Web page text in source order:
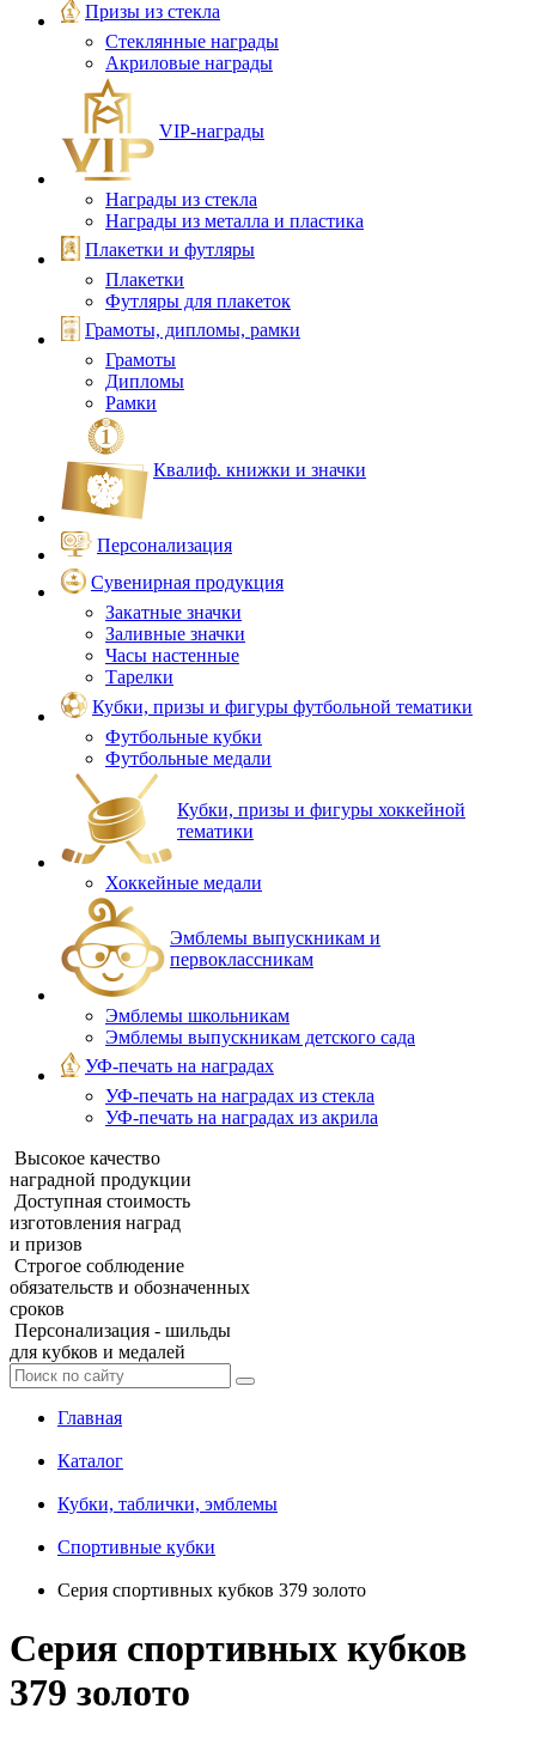
Призы из стекла
Стеклянные награды
Акриловые награды
VIP‑награды
Награды из стекла
Награды из металла и пластика
Плакетки и футляры
Плакетки
Футляры для плакеток
Грамоты, дипломы, рамки
Грамоты
Дипломы
Рамки
Квалиф. книжки и значки
Персонализация
Сувенирная продукция
Закатные значки
Заливные значки
Часы настенные
Тарелки
Кубки, призы и фигуры футбольной тематики
Футбольные кубки
Футбольные медали
Кубки, призы и фигуры хоккейной
тематики
Хоккейные медали
Эмблемы выпускникам и
первоклассникам
Эмблемы школьникам
Эмблемы выпускникам детского сада
УФ-печать на наградах
УФ‑печать на наградах из стекла
УФ-печать на наградах из акрила
Высокое качество
наградной продукции
Доступная стоимость
изготовления наград
и призов
Строгое соблюдение
обязательств и обозначенных
сроков
Персонализация - шильды
для кубков и медалей
Главная
Каталог
Кубки, таблички, эмблемы
Спортивные кубки
Серия спортивных кубков 379 золото
Серия спортивных кубков
379 золото